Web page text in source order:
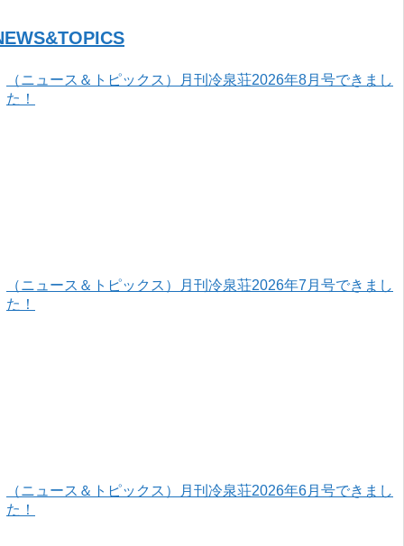
（ニュース＆トピックス）月刊冷泉荘2026年8月号できまし
た！
（ニュース＆トピックス）月刊冷泉荘2026年7月号できまし
た！
（ニュース＆トピックス）月刊冷泉荘2026年6月号できまし
た！